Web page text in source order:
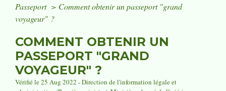
Passeport > Comment obtenir un passeport "grand
voyageur" ?
COMMENT OBTENIR UN
PASSEPORT "GRAND
VOYAGEUR" ?
Vérifié le 25 Aug 2022 - Direction de l'information légale et